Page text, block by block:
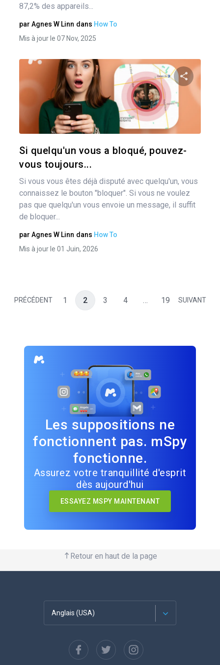
87,2% des appareils...
par Agnes W Linn dans How To
Mis à jour le 07 Nov, 2025
Si quelqu'un vous a bloqué, pouvez-
vous toujours...
Si vous vous êtes déjà disputé avec quelqu'un, vous
connaissez le bouton "bloquer". Si vous ne voulez
pas que quelqu'un vous envoie un message, il suffit
de bloquer...
par Agnes W Linn dans How To
Mis à jour le 01 Juin, 2026
PRÉCÉDENT 1 2 3 4 … 19 SUIVANT
Les suppositions ne
fonctionnent pas. mSpy
fonctionne.
Assurez votre tranquillité d'esprit
dès aujourd'hui
ESSAYEZ MSPY MAINTENANT
Retour en haut de la page
Anglais (USA)
Espagnol